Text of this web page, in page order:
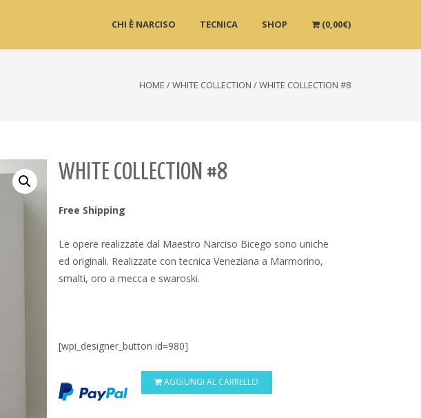
CHI È NARCISO TECNICA SHOP (0,00€)
HOME /WHITE COLLECTION / WHITE COLLECTION #8
WHITE COLLECTION #8
Free Shipping
Le opere realizzate dal Maestro Narciso Bicego sono uniche
ed originali. Realizzate con tecnica Veneziana a Marmorino,
smalti, oro a mecca e swaroski.
[wpi_designer_button id=980]
AGGIUNGI AL CARRELLO